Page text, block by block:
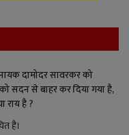
दामोदर सावरकर को
को सदन से बाहर कर दिया गया है,
राय है ?
है।